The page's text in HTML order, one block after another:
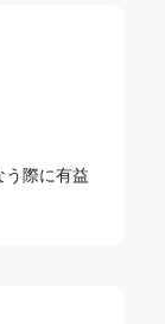
う際に有益